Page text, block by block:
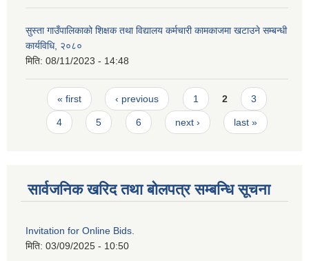
सुस्ता गाउँपालिकाको शिक्षक तथा विद्यालय कर्मचारी कामकाजमा खटाउने सम्बन्धी
कार्यविधि, २०८०
मिति: 08/11/2023 - 14:48
Pages
« first ‹ previous 1 2 3
4 5 6 next › last »
सार्वजनिक खरिद तथा बोलपत्र सम्बन्धि सूचना
Invitation for Online Bids.
मिति: 03/09/2025 - 10:50